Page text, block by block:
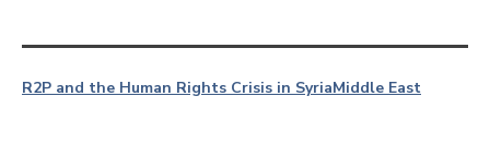
R2P and the Human Rights Crisis in SyriaMiddle East